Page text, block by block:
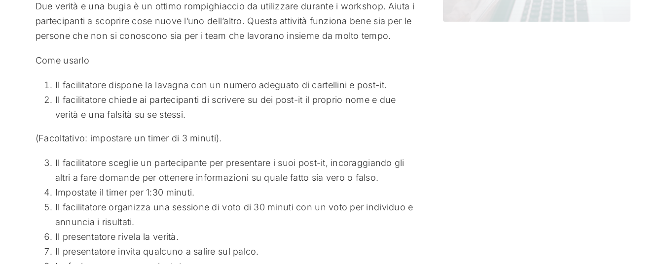
Due verità e una bugia è un ottimo rompighiaccio da utilizzare durante i workshop. Aiuta i
partecipanti a scoprire cose nuove l’uno dell’altro. Questa attività funziona bene sia per le
persone che non si conoscono sia per i team che lavorano insieme da molto tempo.
Come usarlo
Il facilitatore dispone la lavagna con un numero adeguato di cartellini e post-it.
Il facilitatore chiede ai partecipanti di scrivere su dei post-it il proprio nome e due
verità e una falsità su se stessi.
(Facoltativo: impostare un timer di 3 minuti).
Il facilitatore sceglie un partecipante per presentare i suoi post-it, incoraggiando gli
altri a fare domande per ottenere informazioni su quale fatto sia vero o falso.
Impostate il timer per 1:30 minuti.
Il facilitatore organizza una sessione di voto di 30 minuti con un voto per individuo e
annuncia i risultati.
Il presentatore rivela la verità.
Il presentatore invita qualcuno a salire sul palco.